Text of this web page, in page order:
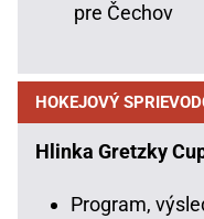
pre Čechov
HOKEJOVÝ
Hlinka Gretzky
Program,